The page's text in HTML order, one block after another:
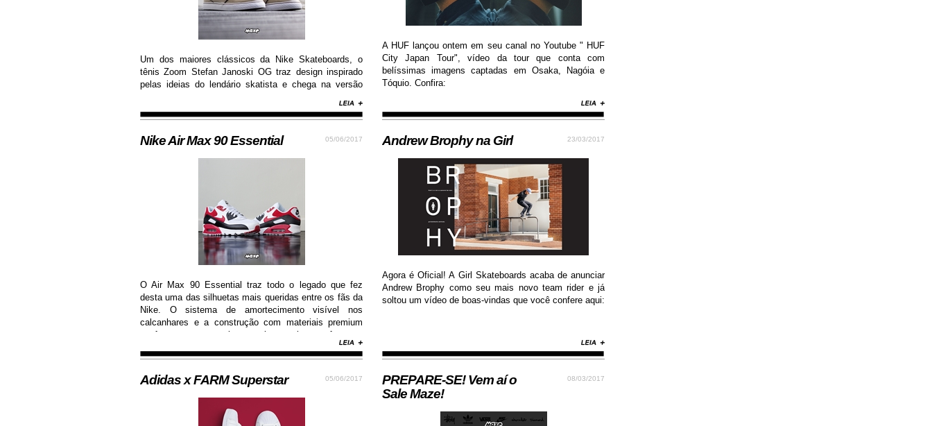
Um dos maiores clássicos da Nike Skateboards, o
tênis Zoom Stefan Janoski OG traz design inspirado
pelas ideias do lendário skatista e chega na versão
de solado de borracha que permite maior aderência.
05/06/2017
Nike Air Max 90 Essential
O Air Max 90 Essential traz todo o legado que fez
desta uma das silhuetas mais queridas entre os fãs da
Nike. O sistema de amortecimento visível nos
calcanhares e a construção com materiais premium
conferem ao sneaker muito mais conforto e
durabilidade, além de contar com colorway estilosa e
moderna...
05/06/2017
Adidas x FARM Superstar
A HUF lançou ontem em seu canal no Youtube " HUF
City Japan Tour", vídeo da tour que conta com
belíssimas imagens captadas em Osaka, Nagóia e
Tóquio. Confira:
23/03/2017
Andrew Brophy na Girl
Agora é Oficial! A Girl Skateboards acaba de anunciar
Andrew Brophy como seu mais novo team rider e já
soltou um vídeo de boas-vindas que você confere aqui:
08/03/2017
PREPARE-SE! Vem aí o
Sale Maze!